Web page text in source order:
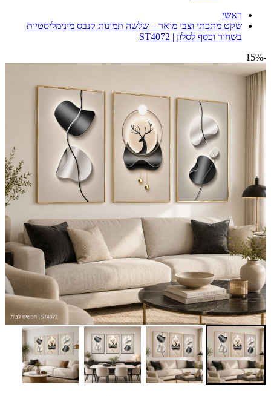
ראשי
שקט מתכתי וצבי מואר – שלשה תמונות קנבס מינימליסטיות
בשחור וכסף לסלון | ST4072
-15%